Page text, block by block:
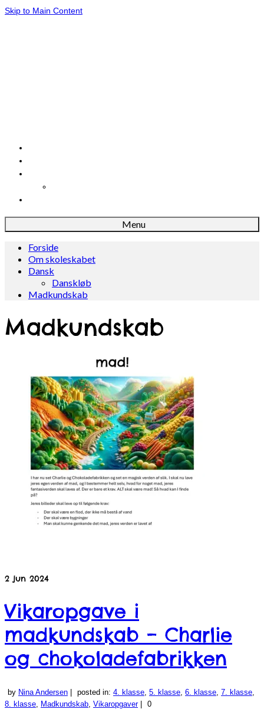
Skip to Main Content
Menu
Forside
Om skoleskabet
Dansk
Danskløb
Madkundskab
Madkundskab
2 jun 2024
Vikaropgave i
madkundskab – Charlie
og chokoladefabrikken
by Nina Andersen posted in: 4. klasse, 5. klasse, 6. klasse, 7. klasse,
8. klasse, Madkundskab, Vikaropgaver 0